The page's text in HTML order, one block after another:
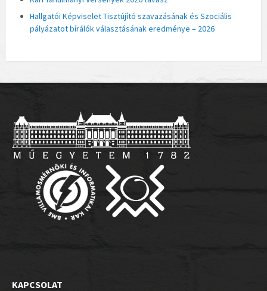
Hallgatói Képviselet Tisztújító szavazásának és Szociális
pályázatot bírálók választásának eredménye – 2026
KAPCSOLAT